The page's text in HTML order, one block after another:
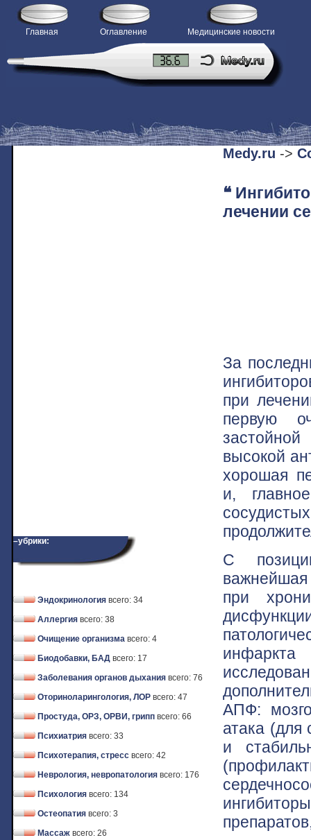
Главная Оглавление Медицинские новости
–убрики:
Эндокринология всего: 34
Аллергия всего: 38
Очищение организма всего: 4
Биодобавки, БАД всего: 17
Заболевания органов дыхания всего: 76
Оториноларингология, ЛОР всего: 47
Простуда, ОРЗ, ОРВИ, грипп всего: 66
Психиатрия всего: 33
Психотерапия, стресс всего: 42
Неврология, невропатология всего: 176
Психология всего: 134
Остеопатия всего: 3
Массаж всего: 26
Medy.ru ->
❝
лечении
За
при
первую
высокой
хорошая
и,
С
при
АПФ:
атака (для
и